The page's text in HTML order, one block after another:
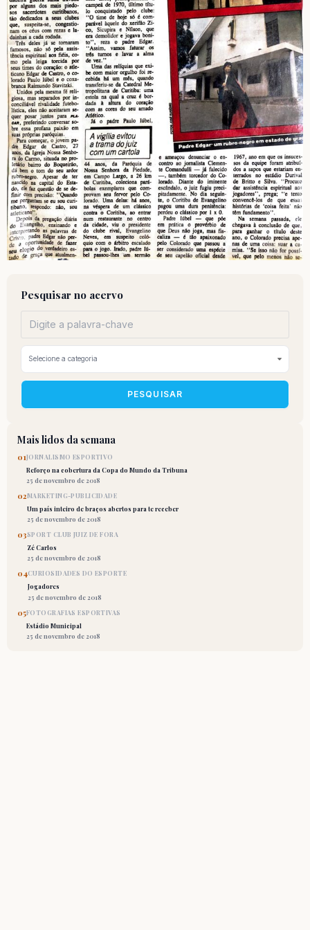
Pesquisar no acervo
PESQUISAR
Mais lidos da semana
01JORNALISMO ESPORTIVO
Reforço na cobertura da Copa do Mundo da Tribuna
25 de novembro de 2018
02MARKETING-PUBLICIDADE
Um país inteiro de braços abertos para te receber
25 de novembro de 2018
03SPORT CLUB JUIZ DE FORA
Zé Carlos
25 de novembro de 2018
04CURIOSIDADES DO ESPORTE
Jogadores
25 de novembro de 2018
05FOTOGRAFIAS ESPORTIVAS
Estádio Municipal
25 de novembro de 2018